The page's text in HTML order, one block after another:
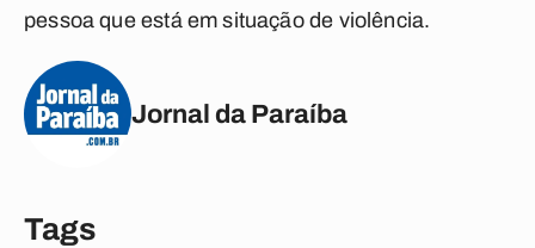
pessoa que está em situação de violência.
Jornal da Paraíba
Tags